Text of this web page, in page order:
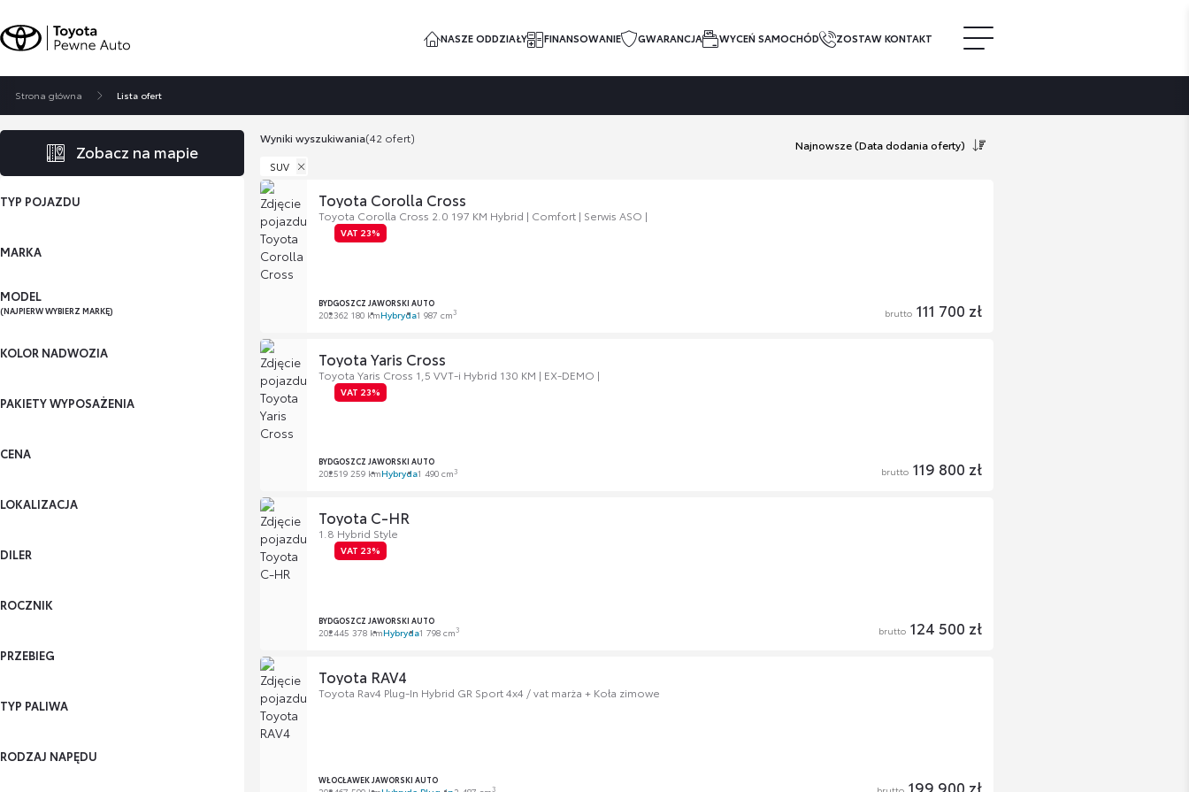
NASZE ODDZIAŁY FINANSOWANIE GWARANCJA WYCEŃ SAMOCHÓD ZOSTAW KONTAKT
Strona główna Lista ofert
Zobacz na mapie
TYP POJAZDU
MARKA
MODEL
(NAJPIERW WYBIERZ MARKĘ)
KOLOR NADWOZIA
PAKIETY WYPOSAŻENIA
CENA
LOKALIZACJA
DILER
ROCZNIK
PRZEBIEG
TYP PALIWA
RODZAJ NAPĘDU
Wyniki wyszukiwania(42 ofert) Najnowsze(Data dodania oferty)
SUV
Toyota Corolla Cross
Toyota Corolla Cross 2.0 197 KM Hybrid | Comfort | Serwis ASO |
VAT 23%
BYDGOSZCZ JAWORSKI AUTO
202362 180 kmHybryda1 987 cm3 brutto 111 700 zł
Toyota Yaris Cross
Toyota Yaris Cross 1,5 VVT-i Hybrid 130 KM | EX-DEMO |
VAT 23%
BYDGOSZCZ JAWORSKI AUTO
202519 259 kmHybryda1 490 cm3 brutto 119 800 zł
Toyota C-HR
1.8 Hybrid Style
VAT 23%
BYDGOSZCZ JAWORSKI AUTO
202445 378 kmHybryda1 798 cm3 brutto 124 500 zł
Toyota RAV4
Toyota Rav4 Plug-In Hybrid GR Sport 4x4 / vat marża + Koła zimowe
WŁOCŁAWEK JAWORSKI AUTO
3 199 900 zł